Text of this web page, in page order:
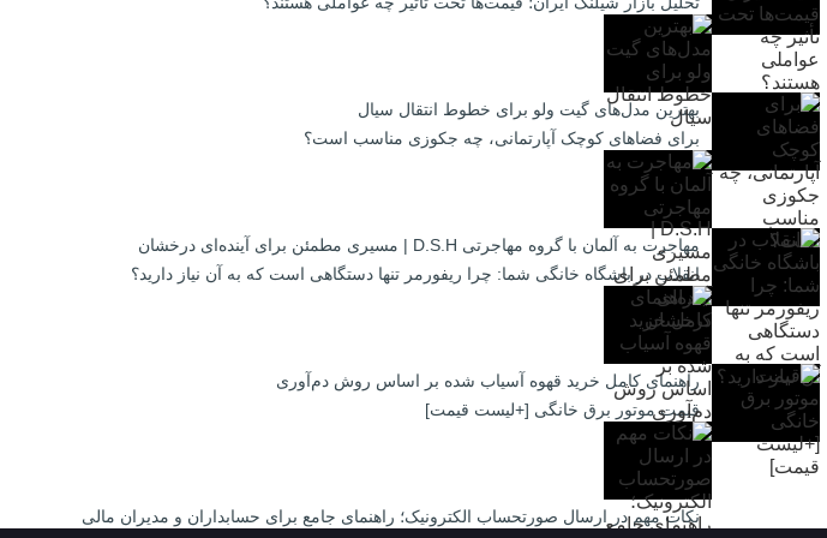
بهترین مدل‌های گیت ولو برای خطوط انتقال سیال
برای فضاهای کوچک آپارتمانی، چه جکوزی مناسب است؟
مهاجرت به آلمان با گروه مهاجرتی D.S.H | مسیری مطمئن برای آینده‌ای درخشان
انقلاب در باشگاه خانگی شما: چرا ریفورمر تنها دستگاهی است که به آن نیاز دارید؟
راهنمای کامل خرید قهوه آسیاب شده بر اساس روش دم‌آوری
قیمت موتور برق خانگی [+لیست قیمت]
نکات مهم در ارسال صورتحساب الکترونیک؛ راهنمای جامع برای حسابداران و مدیران مالی